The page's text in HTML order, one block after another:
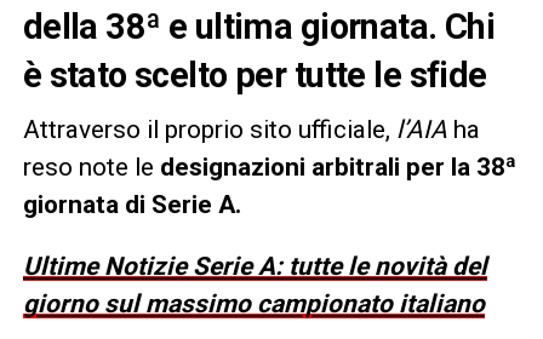
della 38ª e ultima giornata. Chi
è stato scelto per tutte le sfide
Attraverso il proprio sito ufficiale, l’AIA ha
reso note le designazioni arbitrali per la 38ª
giornata di Serie A.
Ultime Notizie Serie A: tutte le novità del
giorno sul massimo campionato italiano